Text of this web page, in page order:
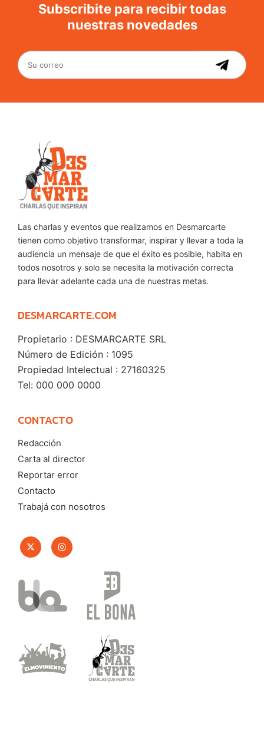
Subscribite para recibir todas
nuestras novedades
Las charlas y eventos que realizamos en Desmarcarte
tienen como objetivo transformar, inspirar y llevar a toda la
audiencia un mensaje de que el éxito es posible, habita en
todos nosotros y solo se necesita la motivación correcta
para llevar adelante cada una de nuestras metas.
DESMARCARTE.COM
Propietario : DESMARCARTE SRL
Número de Edición : 1095
Propiedad Intelectual : 27160325
Tel: 000 000 0000
CONTACTO
Redacción
Carta al director
Reportar error
Contacto
Trabajá con nosotros